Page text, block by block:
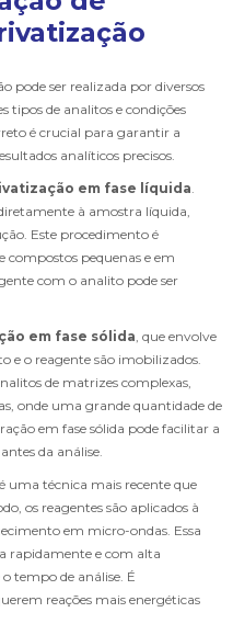
pode ser realizada por diversos
tipos de analitos e condições
é crucial para garantir a
analíticos precisos.
em fase líquida.
à amostra líquida,
Este procedimento é
compostos pequenas e em
com o analito pode ser
em fase sólida, que envolve
e o reagente são imobilizados.
de matrizes complexas,
onde uma grande quantidade de
em fase sólida pode facilitar a
da análise.
é uma técnica mais recente que
os reagentes são aplicados à
em micro-ondas. Essa
rapidamente e com alta
tempo de análise. É
reações mais energéticas